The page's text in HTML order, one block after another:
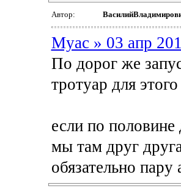
Автор:
Myac » 03 апр
По дорог же
тротуар для этого
если по половине
мы там друг
обязательно